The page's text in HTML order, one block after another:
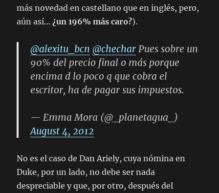
más novedad en castellano que en inglés, pero,
aún así…¿un 196% más caro?).
@alexitu_bcn @chechar Pues sobre un
90% del precio final o más porque
encima d lo poco q que cobra el
escritor, ha de pagar sus impuestos.
— Emma Mora (@_planetagua_)
August 4, 2012
No es el caso de Dan Ariely, cuya nómina en
Duke, por un lado, no debe ser nada
despreciable y que, por otro, después del